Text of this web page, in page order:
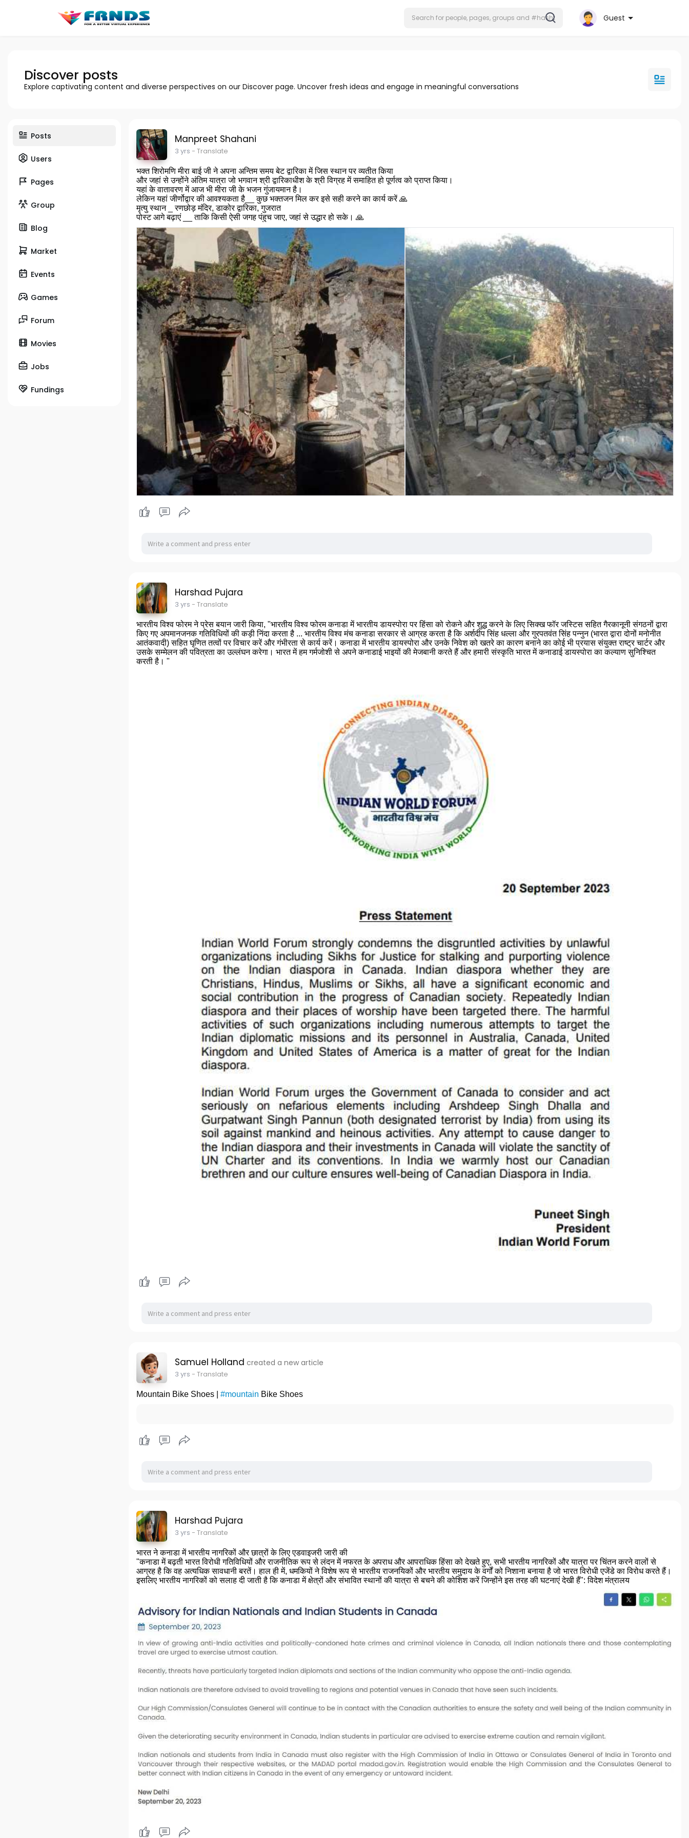
Guest
Discover posts
Explore captivating content and diverse perspectives on our Discover page. Uncover fresh ideas and engage in meaningful conversations
Posts
Users
Pages
Group
Blog
Market
Events
Games
Forum
Movies
Jobs
Fundings
Manpreet Shahani
3 yrs - Translate
भक्त शिरोमणि मीरा बाई जी ने अपना अन्तिम समय बेट द्वारिका में जिस स्थान पर व्यतीत किया
और जहां से उन्होंने अंतिम यात्रा जो भगवान श्री द्वारिकाधीश के श्री विग्रह में समाहित हो पूर्णत्व को प्राप्त किया।
यहां के वातावरण में आज भी मीरा जी के भजन गुंजायमान है।
लेकिन यहां जीर्णोद्वार की आवश्यकता है__ कुछ भक्तजन मिल कर इसे सही करने का कार्य करें 🙏
मृत्यु स्थान _ रणछोड़ मंदिर, डाकोर द्वारिका, गुजरात
पोस्ट आगे बढ़ाएं __ ताकि किसी ऐसी जगह पंहुच जाए, जहां से उद्धार हो सके। 🙏
Harshad Pujara
3 yrs - Translate
भारतीय विश्व फोरम ने प्रेस बयान जारी किया, "भारतीय विश्व फोरम कनाडा में भारतीय डायस्पोरा पर हिंसा को रोकने और शुद्ध करने के लिए सिक्ख फॉर जस्टिस सहित गैरकानूनी संगठनों द्वारा
किए गए अपमानजनक गतिविधियों की कड़ी निंदा करता है ... भारतीय विश्व मंच कनाडा सरकार से आग्रह करता है कि अर्शदीप सिंह धल्ला और गुरपतवंत सिंह पन्नुन (भारत द्वारा दोनों मनोनीत
आतंकवादी) सहित घृणित तत्वों पर विचार करें और गंभीरता से कार्य करें। कनाडा में भारतीय डायस्पोरा और उनके निवेश को खतरे का कारण बनाने का कोई भी प्रयास संयुक्त राष्ट्र चार्टर और
उसके सम्मेलन की पवित्रता का उल्लंघन करेगा। भारत में हम गर्मजोशी से अपने कनाडाई भाइयों की मेजबानी करते हैं और हमारी संस्कृति भारत में कनाडाई डायस्पोरा का कल्याण सुनिश्चित
करती है। "
Samuel Holland created a new article
3 yrs - Translate
Mountain Bike Shoes | #mountain Bike Shoes
Harshad Pujara
3 yrs - Translate
भारत ने कनाडा में भारतीय नागरिकों और छात्रों के लिए एडवाइजरी जारी की
"कनाडा में बढ़ती भारत विरोधी गतिविधियों और राजनीतिक रूप से लंदन में नफरत के अपराध और आपराधिक हिंसा को देखते हुए, सभी भारतीय नागरिकों और यात्रा पर चिंतन करने वालों से
आग्रह है कि वह अत्यधिक सावधानी बरतें। हाल ही में, धमकियों ने विशेष रूप से भारतीय राजनयिकों और भारतीय समुदाय के वर्गों को निशाना बनाया है जो भारत विरोधी एजेंडे का विरोध करते हैं।
इसलिए भारतीय नागरिकों को सलाह दी जाती है कि कनाडा में क्षेत्रों और संभावित स्थानों की यात्रा से बचने की कोशिश करें जिन्होंने इस तरह की घटनाएं देखी हैं": विदेश मंत्रालय